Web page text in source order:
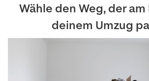
Wähle den Weg, der
deinem Umzug